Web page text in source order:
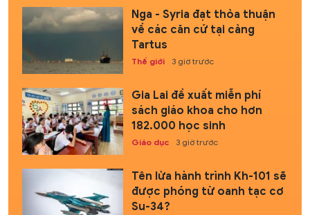
Nga - Syria đạt thỏa thuận
về các căn cứ tại cảng
Tartus
Thế giới 3 giờ trước
Gia Lai đề xuất miễn phí
sách giáo khoa cho hơn
182.000 học sinh
Giáo dục 3 giờ trước
Tên lửa hành trình Kh-101 sẽ
được phóng từ oanh tạc cơ
Su-34?